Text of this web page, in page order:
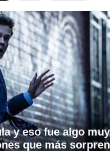
y eso fue algo
que más